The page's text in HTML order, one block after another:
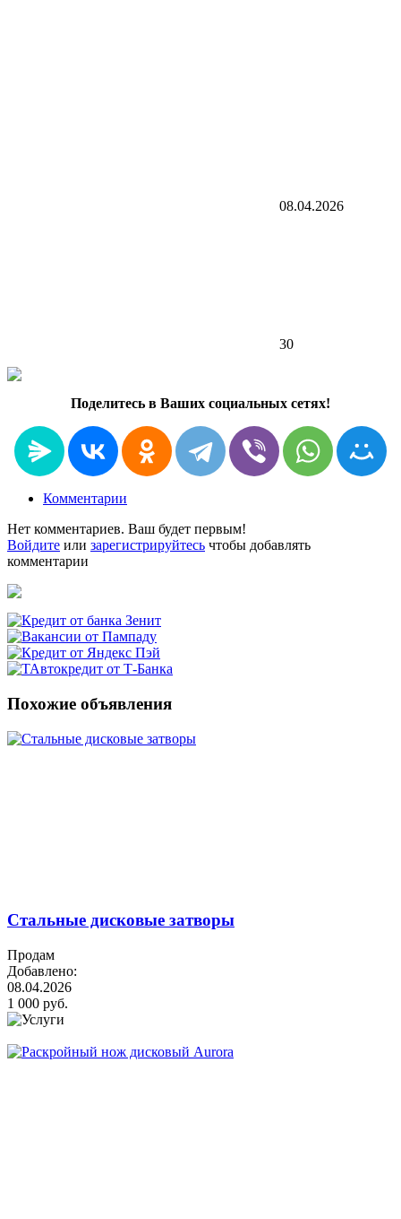
08.04.2026
30
Поделитесь в Ваших социальных сетях!
Комментарии
Нет комментариев. Ваш будет первым!
Войдите или зарегистрируйтесь чтобы добавлять
комментарии
Похожие объявления
Стальные дисковые затворы
Продам
Добавлено:
08.04.2026
1 000 руб.